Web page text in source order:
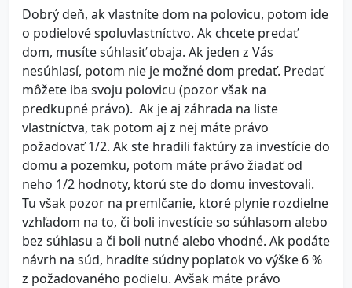
Dobrý deň, ak vlastníte dom na polovicu, potom ide
o podielové spoluvlastníctvo. Ak chcete predať
dom, musíte súhlasiť obaja. Ak jeden z Vás
nesúhlasí, potom nie je možné dom predať. Predať
môžete iba svoju polovicu (pozor však na
predkupné právo). Ak je aj záhrada na liste
vlastníctva, tak potom aj z nej máte právo
požadovať 1/2. Ak ste hradili faktúry za investície do
domu a pozemku, potom máte právo žiadať od
neho 1/2 hodnoty, ktorú ste do domu investovali.
Tu však pozor na premlčanie, ktoré plynie rozdielne
vzhľadom na to, či boli investície so súhlasom alebo
bez súhlasu a či boli nutné alebo vhodné. Ak podáte
návrh na súd, hradíte súdny poplatok vo výške 6 %
z požadovaného podielu. Avšak máte právo